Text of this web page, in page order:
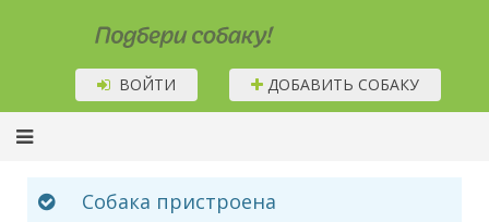
Подбери собаку!
ВОЙТИ ДОБАВИТЬ СОБАКУ
Собака пристроена